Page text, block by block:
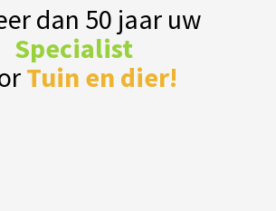
dan 50 jaar uw
Specialist
Tuin en dier!